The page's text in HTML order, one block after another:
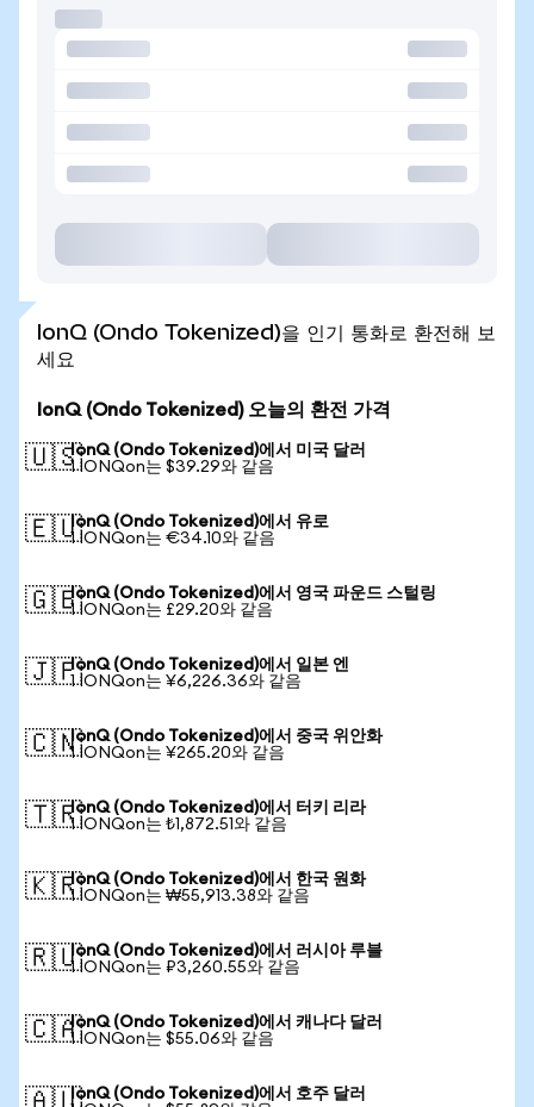
IonQ (Ondo Tokenized)을 인기 통화로 환전해 보
세요
IonQ (Ondo Tokenized) 오늘의 환전 가격
🇺🇸IonQ (Ondo Tokenized)에서 미국 달러
1 IONQon는 $39.29와 같음
🇪🇺IonQ (Ondo Tokenized)에서 유로
1 IONQon는 €34.10와 같음
🇬🇧IonQ (Ondo Tokenized)에서 영국 파운드 스털링
1 IONQon는 £29.20와 같음
🇯🇵IonQ (Ondo Tokenized)에서 일본 엔
1 IONQon는 ¥6,226.36와 같음
🇨🇳IonQ (Ondo Tokenized)에서 중국 위안화
1 IONQon는 ¥265.20와 같음
🇹🇷IonQ (Ondo Tokenized)에서 터키 리라
1 IONQon는 ₺1,872.51와 같음
🇰🇷IonQ (Ondo Tokenized)에서 한국 원화
1 IONQon는 ₩55,913.38와 같음
🇷🇺IonQ (Ondo Tokenized)에서 러시아 루블
1 IONQon는 ₽3,260.55와 같음
🇨🇦IonQ (Ondo Tokenized)에서 캐나다 달러
1 IONQon는 $55.06와 같음
IonQ (Ondo Tokenized)에서 호주 달러